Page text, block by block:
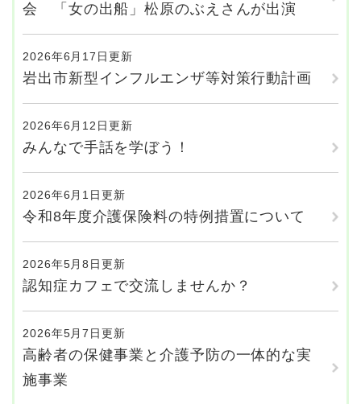
会 「女の出船」松原のぶえさんが出演
2026年6月17日更新
岩出市新型インフルエンザ等対策行動計画
2026年6月12日更新
みんなで手話を学ぼう！
2026年6月1日更新
令和8年度介護保険料の特例措置について
2026年5月8日更新
認知症カフェで交流しませんか？
2026年5月7日更新
高齢者の保健事業と介護予防の一体的な実
施事業